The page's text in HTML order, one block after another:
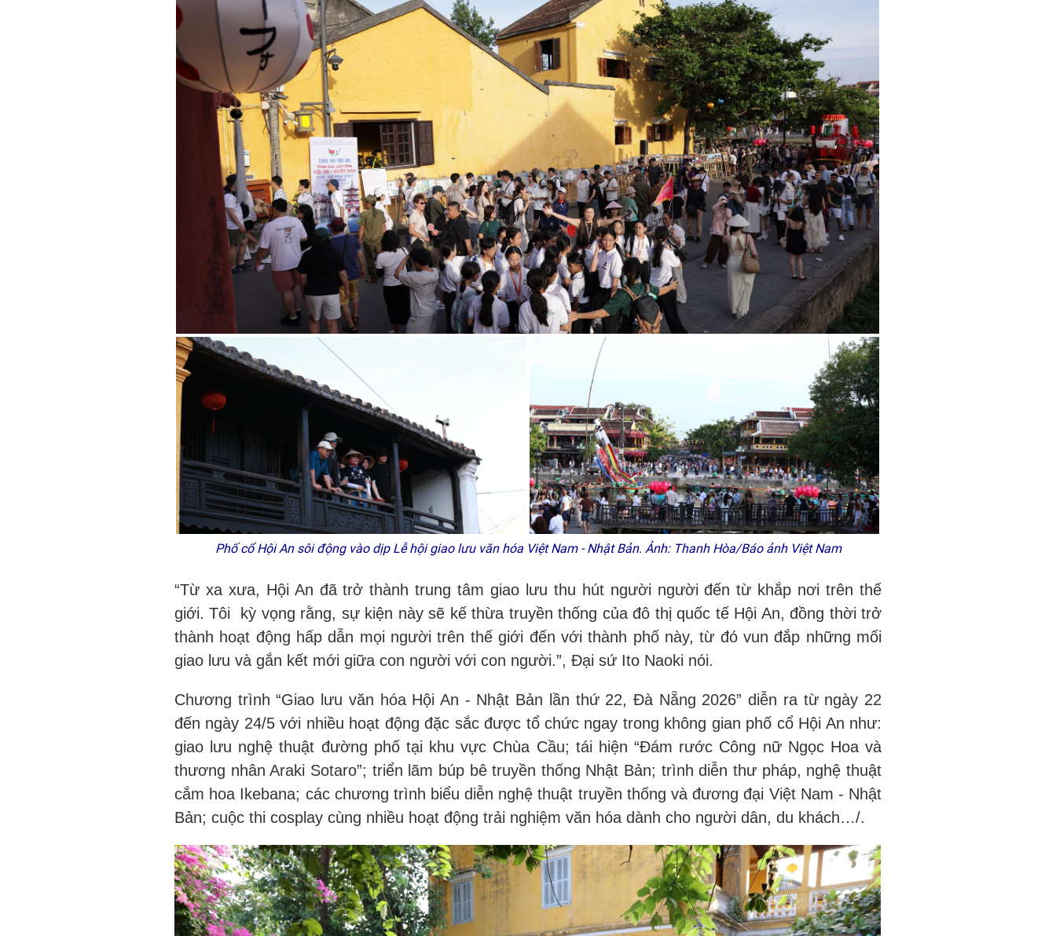
Phố cổ Hội An sôi động vào dịp Lễ hội giao lưu văn hóa Việt Nam - Nhật Bản. Ảnh: Thanh Hòa/Báo ảnh Việt Nam
“Từ xa xưa, Hội An đã trở thành trung tâm giao lưu thu hút người người đến từ khắp nơi trên thế
giới. Tôi kỳ vọng rằng, sự kiện này sẽ kế thừa truyền thống của đô thị quốc tế Hội An, đồng thời trở
thành hoạt động hấp dẫn mọi người trên thế giới đến với thành phố này, từ đó vun đắp những mối
giao lưu và gắn kết mới giữa con người với con người.”, Đại sứ Ito Naoki nói.
Chương trình “Giao lưu văn hóa Hội An - Nhật Bản lần thứ 22, Đà Nẵng 2026” diễn ra từ ngày 22
đến ngày 24/5 với nhiều hoạt động đặc sắc được tổ chức ngay trong không gian phố cổ Hội An như:
giao lưu nghệ thuật đường phố tại khu vực Chùa Cầu; tái hiện “Đám rước Công nữ Ngọc Hoa và
thương nhân Araki Sotaro”; triển lãm búp bê truyền thống Nhật Bản; trình diễn thư pháp, nghệ thuật
cắm hoa Ikebana; các chương trình biểu diễn nghệ thuật truyền thống và đương đại Việt Nam - Nhật
Bản; cuộc thi cosplay cùng nhiều hoạt động trải nghiệm văn hóa dành cho người dân, du khách…/.